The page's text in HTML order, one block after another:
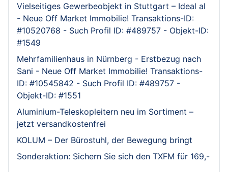
Vielseitiges Gewerbeobjekt in Stuttgart – Ideal al
- Neue Off Market Immobilie! Transaktions-ID:
#10520768 - Such Profil ID: #489757 - Objekt-ID:
#1549
Mehrfamilienhaus in Nürnberg - Erstbezug nach
Sani - Neue Off Market Immobilie! Transaktions-
ID: #10545842 - Such Profil ID: #489757 -
Objekt-ID: #1551
Aluminium-Teleskopleitern neu im Sortiment –
jetzt versandkostenfrei
KOLUM – Der Bürostuhl, der Bewegung bringt
Sonderaktion: Sichern Sie sich den TXFM für 169,-